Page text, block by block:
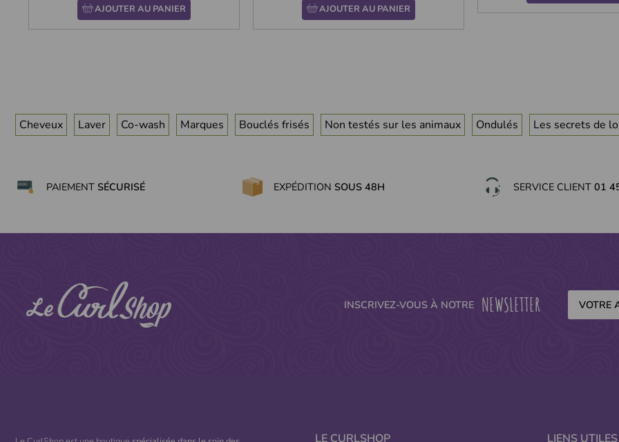
AJOUTER AU PANIER AJOUTER AU PANIER
Cheveux Laver Co-wash Marques Bouclés frisés Non testés sur les animaux Ondulés Les secrets de
PAIEMENT SÉCURISÉ EXPÉDITION SOUS 48H SERVICE CLIENT 01
INSCRIVEZ-VOUS À NOTRE NEWSLETTER
LE CURLSHOP LIENS UTILES